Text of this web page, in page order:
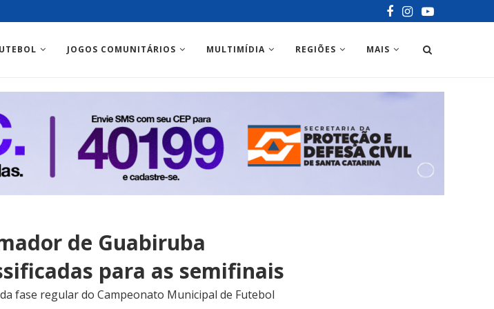
JOGOS COMUNITÁRIOS MULTIMÍDIA REGIÕES MAIS
de Guabiruba
para as semifinais
fase regular do Campeonato Municipal de Futebol